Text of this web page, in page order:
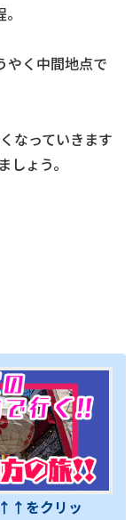
やく中間地点で
なっていきます
ょう。
をクリッ